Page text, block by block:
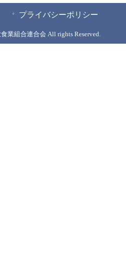
プライバシーポリシー
業組合連合会 All rights Reserved.